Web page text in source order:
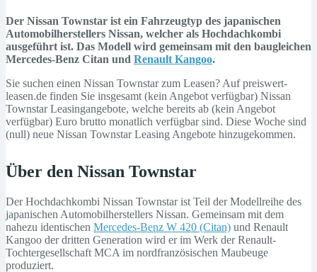
Der Nissan Townstar ist ein Fahrzeugtyp des japanischen
Automobilherstellers Nissan, welcher als Hochdachkombi
ausgeführt ist. Das Modell wird gemeinsam mit den baugleichen
Mercedes-Benz Citan und Renault Kangoo.
Sie suchen einen Nissan Townstar zum Leasen? Auf preiswert-
leasen.de finden Sie insgesamt (kein Angebot verfügbar) Nissan
Townstar Leasingangebote, welche bereits ab (kein Angebot
verfügbar) Euro brutto monatlich verfügbar sind. Diese Woche sind
(null) neue Nissan Townstar Leasing Angebote hinzugekommen.
Über den Nissan Townstar
Der Hochdachkombi Nissan Townstar ist Teil der Modellreihe des
japanischen Automobilherstellers Nissan. Gemeinsam mit dem
nahezu identischen Mercedes-Benz W 420 (Citan) und Renault
Kangoo der dritten Generation wird er im Werk der Renault-
Tochtergesellschaft MCA im nordfranzösischen Maubeuge
produziert.